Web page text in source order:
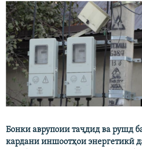
Бонки аврупоии таҷдид ва рушд
кардани иншоотҳои энергетикӣ